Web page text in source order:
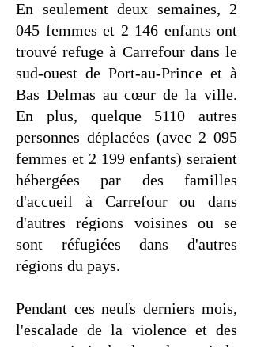
En seulement deux semaines, 2
045 femmes et 2 146 enfants ont
trouvé refuge à Carrefour dans le
sud-ouest de Port-au-Prince et à
Bas Delmas au cœur de la ville.
En plus, quelque 5110 autres
personnes déplacées (avec 2 095
femmes et 2 199 enfants) seraient
hébergées par des familles
d'accueil à Carrefour ou dans
d'autres régions voisines ou se
sont réfugiées dans d'autres
régions du pays.
Pendant ces neufs derniers mois,
l'escalade de la violence et des